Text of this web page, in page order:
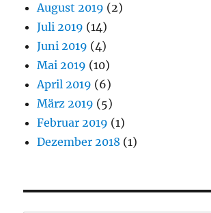
August 2019 (2)
Juli 2019 (14)
Juni 2019 (4)
Mai 2019 (10)
April 2019 (6)
März 2019 (5)
Februar 2019 (1)
Dezember 2018 (1)